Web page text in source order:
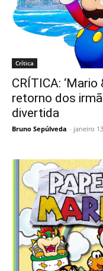
Crítica
CRÍTICA: ‘Mario
retorno dos
divertida
Bruno Sepúlveda - janeiro